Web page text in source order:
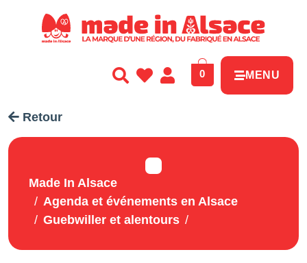
0 MENU
Retour
Made In Alsace
Agenda et événements en Alsace
Guebwiller et alentours